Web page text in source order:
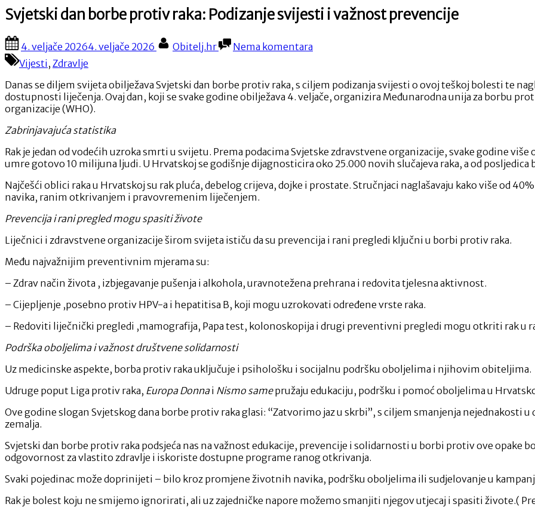
Svjetski dan borbe protiv raka: Podizanje svijesti i važnost prevencije
Posted
on
4. veljače 20264. veljače 2026 By
Obitelj.hr Nema komentara
Svjetski
protiv
raka:
važnost
prevencije
Vijesti , Zdravlje
Danas se diljem svijeta obilježava Svjetski dan borbe protiv raka, s ciljem podizanja svijesti o ovoj teškoj bolesti te
dostupnosti liječenja. Ovaj dan, koji se svake godine obilježava 4. veljače, organizira Međunarodna unija za borbu
organizacije (WHO).
Zabrinjavajuća statistika
Rak je jedan od vodećih uzroka smrti u svijetu. Prema podacima Svjetske zdravstvene organizacije, svake godine
umre gotovo 10 milijuna ljudi. U Hrvatskoj se godišnje dijagnosticira oko 25.000 novih slučajeva raka, a od posljedica
Najčešći oblici raka u Hrvatskoj su rak pluća, debelog crijeva, dojke i prostate. Stručnjaci naglašavaju kako više od
navika, ranim otkrivanjem i pravovremenim liječenjem.
Prevencija i rani pregled mogu spasiti živote
Liječnici i zdravstvene organizacije širom svijeta ističu da su prevencija i rani pregledi ključni u borbi protiv raka.
Među najvažnijim preventivnim mjerama su:
– Zdrav način života , izbjegavanje pušenja i alkohola, uravnotežena prehrana i redovita tjelesna aktivnost.
– Cijepljenje ,posebno protiv HPV-a i hepatitisa B, koji mogu uzrokovati određene vrste raka.
– Redoviti liječnički pregledi ,mamografija, Papa test, kolonoskopija i drugi preventivni pregledi mogu otkriti rak u
Podrška oboljelima i važnost društvene solidarnosti
Uz medicinske aspekte, borba protiv raka uključuje i psihološku i socijalnu podršku oboljelima i njihovim obiteljima.
Udruge poput Liga protiv raka, Europa Donnai Nismo samepružaju edukaciju, podršku i pomoć oboljelima u
Ove godine slogan Svjetskog dana borbe protiv raka glasi: “Zatvorimo jaz u skrbi”, s ciljem smanjenja
zemalja.
Svjetski dan borbe protiv raka podsjeća nas na važnost edukacije, prevencije i solidarnosti u borbi protiv ove opake
odgovornost za vlastito zdravlje i iskoriste dostupne programe ranog otkrivanja.
Svaki pojedinac može doprinijeti – bilo kroz promjene životnih navika, podršku oboljelima ili sudjelovanje u
Rak je bolest koju ne smijemo ignorirati, ali uz zajedničke napore možemo smanjiti njegov utjecaj i spasiti živote.(